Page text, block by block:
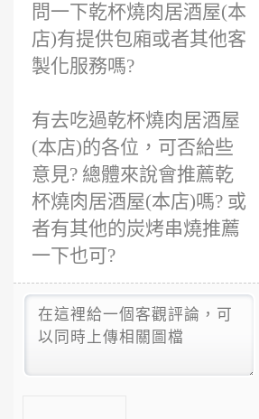
問一下乾杯燒肉居酒屋(本
店)有提供包廂或者其他客
製化服務嗎?
有去吃過乾杯燒肉居酒屋
(本店)的各位，可否給些
意見? 總體來說會推薦乾
杯燒肉居酒屋(本店)嗎? 或
者有其他的炭烤串燒推薦
一下也可?